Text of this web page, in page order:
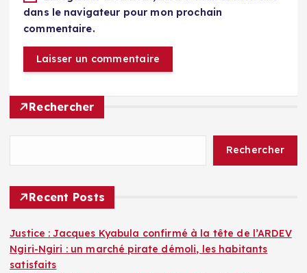
dans le navigateur pour mon prochain
commentaire.
Rechercher
Rechercher
Recent Posts
Justice : Jacques Kyabula confirmé à la tête de l’ARDEV
Ngiri-Ngiri : un marché pirate démoli, les habitants
satisfaits